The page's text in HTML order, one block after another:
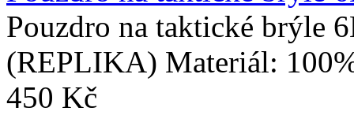
Pouzdro na taktické brýle
(REPLIKA) Materiál:
450 Kč